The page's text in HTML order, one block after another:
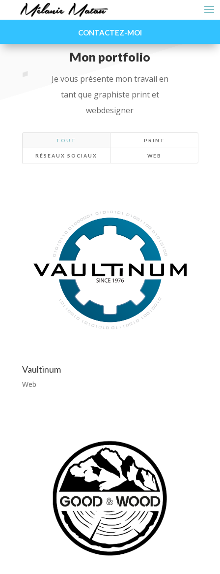
CONTACTEZ-MOI
Mon portfolio
Je vous présente mon travail en
tant que graphiste print et
webdesigner
TOUT PRINT
RÉSEAUX SOCIAUX WEB
Vaultinum
Web